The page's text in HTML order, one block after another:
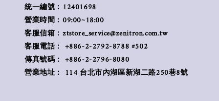
統一編號：12401698
營業時間：09:00~18:00
客服信箱：ztstore_service@zenitron.com.tw
客服電話： +886-2-2792-8788 #502
傳真號碼： +886-2-2796-8080
營業地址： 114 台北市內湖區新湖二路250巷8號